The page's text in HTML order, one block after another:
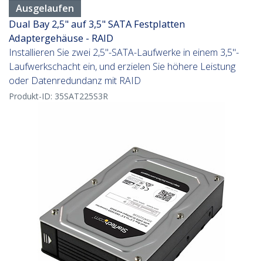
Ausgelaufen
Dual Bay 2,5" auf 3,5" SATA Festplatten
Adaptergehäuse - RAID
Installieren Sie zwei 2,5"-SATA-Laufwerke in einem 3,5"-
Laufwerkschacht ein, und erzielen Sie höhere Leistung
oder Datenredundanz mit RAID
Produkt-ID: 35SAT225S3R